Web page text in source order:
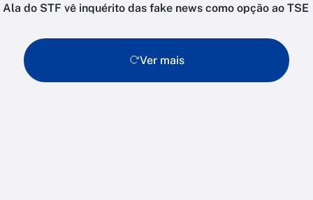
Ala do STF vê inquérito das fake news como opção ao TSE
Ver mais